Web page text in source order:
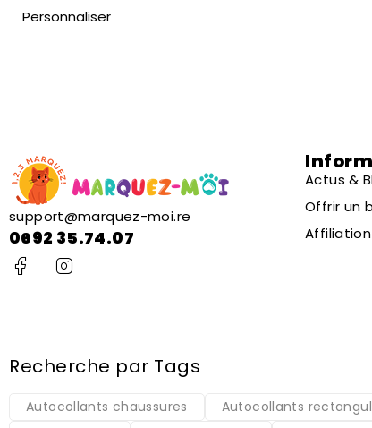
Personnaliser
support@marquez-moi.re
0692 35.74.07
Actus &
Offrir un
Affiliation
Recherche par Tags
Autocollants chaussures Autocollants